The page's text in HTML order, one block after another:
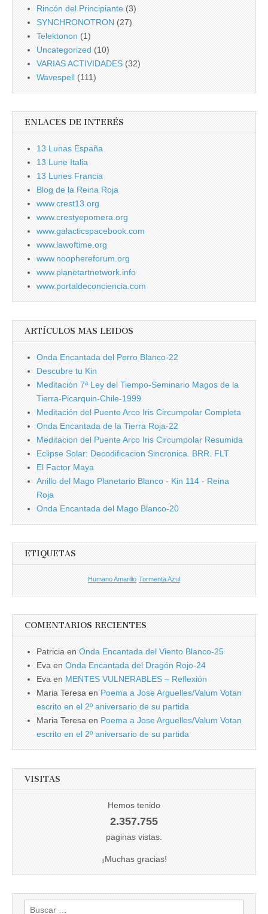
Rincón del Principiante (3)
SYNCHRONOTRON (27)
Telektonon (1)
Uncategorized (10)
VARIAS ACTIVIDADES (32)
Wavespell (111)
ENLACES DE INTERÉS
13 Lunas España
13 Lune Italia
13 Lunes Francia
Blog de la Reina Roja
www.crest13.org
www.crestyepomera.org
www.galacticspacebook.com
www.lawoftime.org
www.noophereforum.org
www.planetartnetwork.info
www.portaldeconciencia.com
ARTÍCULOS MAS LEIDOS
Onda Encantada del Perro Blanco-22
Descubre tu Kin
Meditación 7ª Ley del Tiempo-Seminario Magos de la
Tierra-Picarquin-Chile-1999
Meditación del Puente Arco Iris Circumpolar Completa
Onda Encantada de la Tierra Roja-22
Meditacion del Puente Arco Iris Circumpolar Resumida
Eclipse Solar: Decodificacion Sincronica. BRR. FLT
El Factor Maya
Anillo del Mago Planetario Blanco - Kin 114 - Reina
Roja
Onda Encantada del Mago Blanco-20
ETIQUETAS
Humano Amarillo Tormenta Azul
COMENTARIOS RECIENTES
Patricia en Onda Encantada del Viento Blanco-25
Eva en Onda Encantada del Dragón Rojo-24
Eva en MENTES VULNERABLES – Reflexión
Maria Teresa en Poema a Jose Arguelles/Valum Votan
escrito en el 2º aniversario de su partida
Maria Teresa en Poema a Jose Arguelles/Valum Votan
escrito en el 2º aniversario de su partida
VISITAS
Hemos tenido
2.357.755
paginas vistas.
¡Muchas gracias!
Buscar: